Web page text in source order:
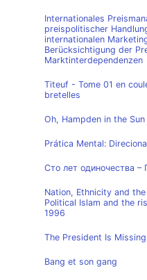
Internationales
preispolitischer
internationalen
Berücksichtigung der
Marktinterdependenzen
Titeuf - Tome 01 en
bretelles
Oh, Hampden in the Sun
Prática Mental:
Сто лет одиночества –
Nation, Ethnicity and
Political Islam and the
1996
The President Is
Bang et son gang